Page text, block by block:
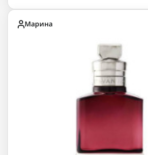
Марина